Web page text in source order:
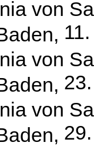
von
von
von